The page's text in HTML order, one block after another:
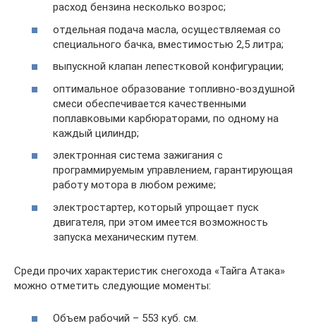
расход бензина несколько возрос;
отдельная подача масла, осуществляемая со
специального бачка, вместимостью 2,5 литра;
выпускной клапан лепестковой конфигурации;
оптимальное образование топливно-воздушной
смеси обеспечивается качественными
поплавковыми карбюраторами, по одному на
каждый цилиндр;
электронная система зажигания с
программируемым управлением, гарантирующая
работу мотора в любом режиме;
электростартер, который упрощает пуск
двигателя, при этом имеется возможность
запуска механическим путем.
Среди прочих характеристик снегохода «Тайга Атака»
можно отметить следующие моменты:
Объем рабочий – 553 куб. см.